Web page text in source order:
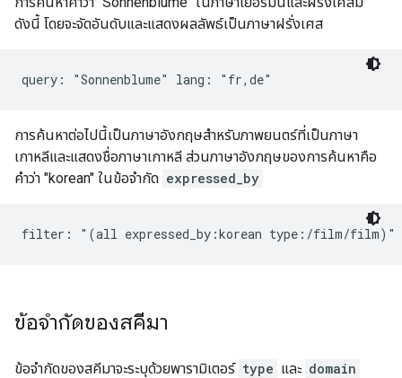
ดังนี้ โดยจะจัดอันดับและแสดงผลลัพธ์เป็นภาษาฝรั่งเศส
query: "Sonnenblume" lang: "fr,de"
การค้นหาต่อไปนี้เป็นภาษาอังกฤษสำหรับภาพยนตร์ที่เป็นภาษา
เกาหลีและแสดงชื่อภาษาเกาหลี ส่วนภาษาอังกฤษของการค้นหาคือ
คำว่า "korean" ในข้อจำกัด expressed_by
filter: "(all expressed_by:korean type:/film/film)"
ข้อจำกัดของสคีมา
ข้อจำกัดของสคีมาจะระบุด้วยพารามิเตอร์ type และ domain